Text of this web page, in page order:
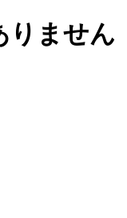
りません